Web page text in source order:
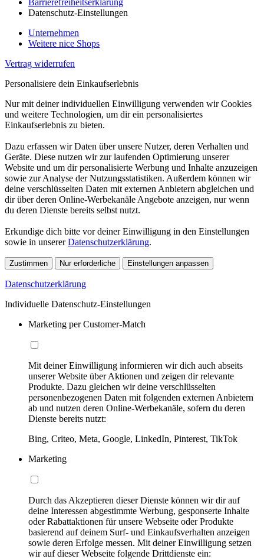
Datenschutz-Einstellungen
Unternehmen
Weitere nice Shops
Vertrag widerrufen
Personalisiere dein Einkaufserlebnis
Nur mit deiner individuellen Einwilligung verwenden wir Cookies
und weitere Technologien, um dir ein personalisiertes
Einkaufserlebnis zu bieten.
Dazu erfassen wir Daten über unsere Nutzer, deren Verhalten und
Geräte. Diese nutzen wir zur laufenden Optimierung unserer
Website und um dir personalisierte Werbung und Inhalte anzuzeigen
sowie zur Analyse der Nutzungsstatistiken. Außerdem können wir
deine verschlüsselten Daten mit externen Anbietern abgleichen und
dir über deren Online-Werbekanäle Angebote anzeigen, nur wenn
du deren Dienste bereits selbst nutzt.
Erkundige dich bitte vor deiner Einwilligung in den Einstellungen
sowie in unsererDatenschutzerklärung.
Zustimmen Nur erforderliche Einstellungen anpassen
Datenschutzerklärung
Individuelle Datenschutz-Einstellungen
Marketing per Customer-Match
Mit deiner Einwilligung informieren wir dich auch abseits
unserer Website über Aktionen und zeigen dir relevante
Produkte. Dazu gleichen wir deine verschlüsselten
personenbezogenen Daten mit folgenden externen Anbietern
ab und nutzen deren Online-Werbekanäle, sofern du deren
Dienste bereits nutzt:
Bing, Criteo, Meta, Google, LinkedIn, Pinterest, TikTok
Marketing
Durch das Akzeptieren dieser Dienste können wir dir auf
deine Interessen abgestimmte Werbung, gesponserte Inhalte
oder Rabattaktionen für unsere Webseite oder Produkte
basierend auf deinem Surf- und Einkaufsverhalten anzeigen
sowie deren Erfolge messen. Mit deiner Einwilligung setzen
wir auf dieser Webseite folgende Drittdienste ein: